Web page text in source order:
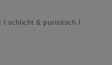
schlicht & puristisch I